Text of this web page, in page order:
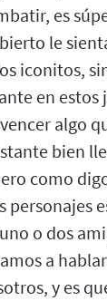
es
le
iconitos,
en estos
algo
bien
como
o dos
a
y es